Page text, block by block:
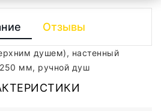
Отзывы
душем), настенный
мм, ручной душ